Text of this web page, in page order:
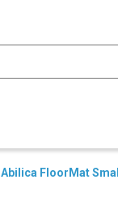
Abilica FloorMat Small